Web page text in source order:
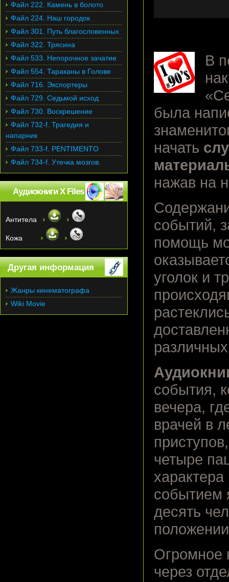
В
была
начать
нажав на
событий,
помощь
уголок и
события,
вечера,
врачей в
четыре
событием
десять
Огромное
через
Файл 222. Камень в болото
Файл 224. Наш городок
Файл 301. Путь благословенных
Файл 322. Трясина
Файл 533. Непорочное зачатие
Файл 554. Тараканы в Голове
Файл 716. Экспортеры
Файл 729. Седьмой исход
Файл 730. Воскрешение
Файл 732-f. Трагедия и
напарник
Файл 733-f. PENTIMENTO
Файл 734-f. Утечка мозгов.
Аудиокниги X Files
Антитела
Кожа
Другая информация
Жанры кинематографа
Wiki Movie